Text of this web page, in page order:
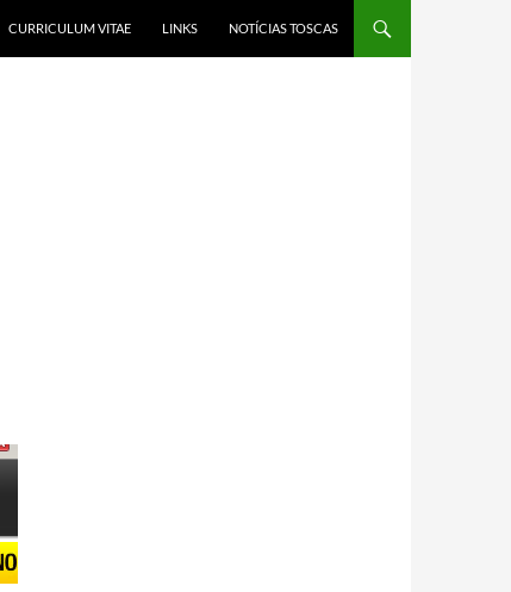
CURRICULUM VITAE LINKS NOTÍCIAS TOSCAS